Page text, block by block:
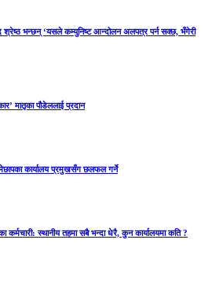
श्रेष्ठ भन्छन् ‘यसले कम्युनिष्ट आन्दोलन अलपत्र पर्न सक्छ, भँगेरी
मातृका पौडेललाई प्रदान
कार्यालय प्रमुखसँग छलफल गर्ने
कर्मचारी: स्थानीय तहमा सबै भन्दा धेरै, कुन कार्यालयमा कति ?